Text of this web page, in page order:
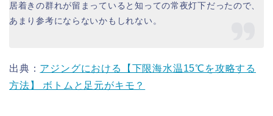
居着きの群れが留まっていると知っての常夜灯下だったので、
あまり参考にならないかもしれない。
出典： アジングにおける【下限海水温15℃を攻略する
方法】 ボトムと足元がキモ？